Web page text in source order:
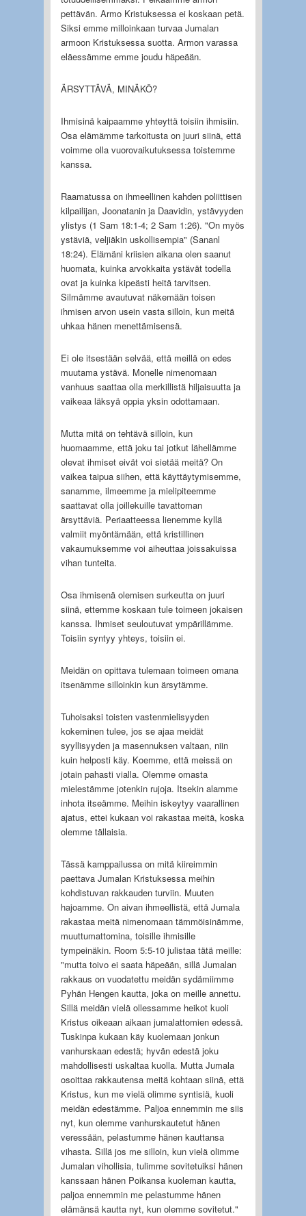
pettävän. Armo Kristuksessa ei koskaan petä.
Siksi emme milloinkaan turvaa Jumalan
armoon Kristuksessa suotta. Armon varassa
eläessämme emme joudu häpeään.
ÄRSYTTÄVÄ, MINÄKÖ?
Ihmisinä kaipaamme yhteyttä toisiin ihmisiin.
Osa elämämme tarkoitusta on juuri siinä, että
voimme olla vuorovaikutuksessa toistemme
kanssa.
Raamatussa on ihmeellinen kahden poliittisen
kilpailijan, Joonatanin ja Daavidin, ystävyyden
ylistys (1 Sam 18:1-4; 2 Sam 1:26). "On myös
ystäviä, veljiäkin uskollisempia" (Sananl
18:24). Elämäni kriisien aikana olen saanut
huomata, kuinka arvokkaita ystävät todella
ovat ja kuinka kipeästi heitä tarvitsen.
Silmämme avautuvat näkemään toisen
ihmisen arvon usein vasta silloin, kun meitä
uhkaa hänen menettämisensä.
Ei ole itsestään selvää, että meillä on edes
muutama ystävä. Monelle nimenomaan
vanhuus saattaa olla merkillistä hiljaisuutta ja
vaikeaa läksyä oppia yksin odottamaan.
Mutta mitä on tehtävä silloin, kun
huomaamme, että joku tai jotkut lähellämme
olevat ihmiset eivät voi sietää meitä? On
vaikea taipua siihen, että käyttäytymisemme,
sanamme, ilmeemme ja mielipiteemme
saattavat olla joillekuille tavattoman
ärsyttäviä. Periaatteessa lienemme kyllä
valmiit myöntämään, että kristillinen
vakaumuksemme voi aiheuttaa joissakuissa
vihan tunteita.
Osa ihmisenä olemisen surkeutta on juuri
siinä, ettemme koskaan tule toimeen jokaisen
kanssa. Ihmiset seuloutuvat ympärillämme.
Toisiin syntyy yhteys, toisiin ei.
Meidän on opittava tulemaan toimeen omana
itsenämme silloinkin kun ärsytämme.
Tuhoisaksi toisten vastenmielisyyden
kokeminen tulee, jos se ajaa meidät
syyllisyyden ja masennuksen valtaan, niin
kuin helposti käy. Koemme, että meissä on
jotain pahasti vialla. Olemme omasta
mielestämme jotenkin rujoja. Itsekin alamme
inhota itseämme. Meihin iskeytyy vaarallinen
ajatus, ettei kukaan voi rakastaa meitä, koska
olemme tällaisia.
Tässä kamppailussa on mitä kiireimmin
paettava Jumalan Kristuksessa meihin
kohdistuvan rakkauden turviin. Muuten
hajoamme. On aivan ihmeellistä, että Jumala
rakastaa meitä nimenomaan tämmöisinämme,
muuttumattomina, toisille ihmisille
tympeinäkin. Room 5:5-10 julistaa tätä meille:
"mutta toivo ei saata häpeään, sillä Jumalan
rakkaus on vuodatettu meidän sydämiimme
Pyhän Hengen kautta, joka on meille annettu.
Sillä meidän vielä ollessamme heikot kuoli
Kristus oikeaan aikaan jumalattomien edessä.
Tuskinpa kukaan käy kuolemaan jonkun
vanhurskaan edestä; hyvän edestä joku
mahdollisesti uskaltaa kuolla. Mutta Jumala
osoittaa rakkautensa meitä kohtaan siinä, että
Kristus, kun me vielä olimme syntisiä, kuoli
meidän edestämme. Paljoa ennemmin me siis
nyt, kun olemme vanhurskautetut hänen
veressään, pelastumme hänen kauttansa
vihasta. Sillä jos me silloin, kun vielä olimme
Jumalan vihollisia, tulimme sovitetuiksi hänen
kanssaan hänen Poikansa kuoleman kautta,
paljoa ennemmin me pelastumme hänen
elämänsä kautta nyt, kun olemme sovitetut."